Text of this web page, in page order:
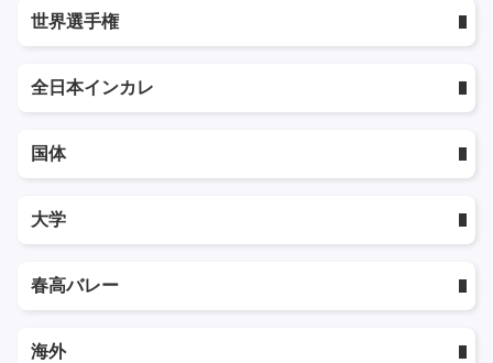
世界選手権
全日本インカレ
国体
大学
春高バレー
海外